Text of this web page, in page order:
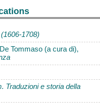
1708)
Tommaso (a cura di),
Traduzioni e storia della